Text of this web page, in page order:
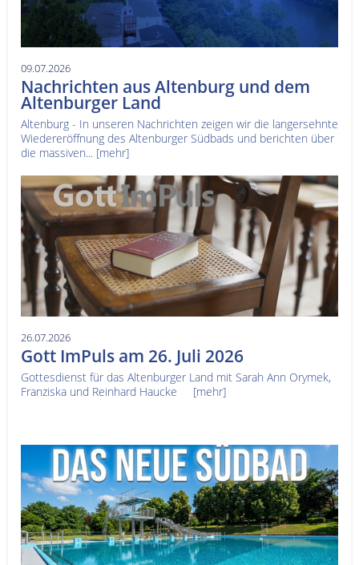
09.07.2026
Nachrichten aus Altenburg und dem
Altenburger Land
Altenburg - In unseren Nachrichten zeigen wir die langersehnte
Wiedereröffnung des Altenburger Südbads und berichten über
die massiven... [mehr]
26.07.2026
Gott ImPuls am 26. Juli 2026
Gottesdienst für das Altenburger Land mit Sarah Ann Orymek,
Franziska und Reinhard Haucke [mehr]